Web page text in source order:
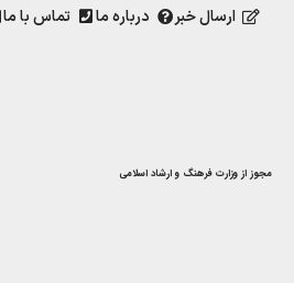
ارسال خبر درباره ما تماس با ما
مجوز از وزارت فرهنگ و ارشاد اسلامی